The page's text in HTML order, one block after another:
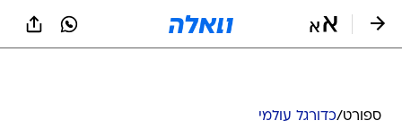
ספורט/כדורגל עולמי